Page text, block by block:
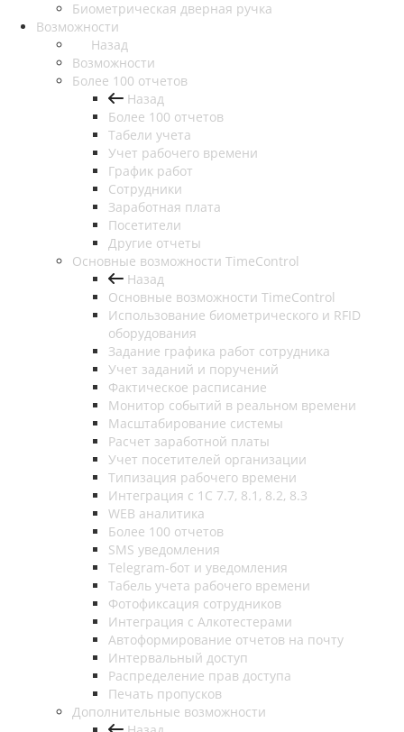
Биометрическая дверная ручка
Возможности
Назад
Возможности
Более 100 отчетов
Назад
Более 100 отчетов
Табели учета
Учет рабочего времени
График работ
Сотрудники
Заработная плата
Посетители
Другие отчеты
Основные возможности TimeControl
Назад
Основные возможности TimeControl
Использование биометрического и RFID
оборудования
Задание графика работ сотрудника
Учет заданий и поручений
Фактическое расписание
Монитор событий в реальном времени
Масштабирование системы
Расчет заработной платы
Учет посетителей организации
Типизация рабочего времени
Интеграция с 1С 7.7, 8.1, 8.2, 8.3
WEB аналитика
Более 100 отчетов
SMS уведомления
Telegram-бот и уведомления
Табель учета рабочего времени
Фотофиксация сотрудников
Интеграция с Алкотестерами
Автоформирование отчетов на почту
Интервальный доступ
Распределение прав доступа
Печать пропусков
Дополнительные возможности